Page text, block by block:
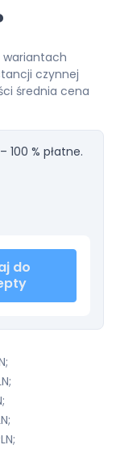
wariantach
czynnej
średnia cena
% płatne.
do